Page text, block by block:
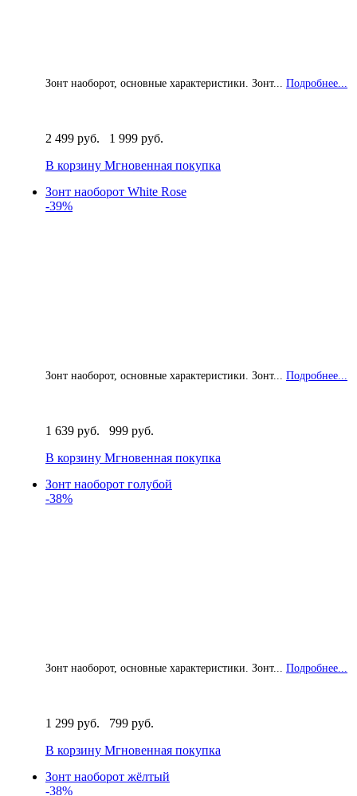
Зонт наоборот, основные характеристики. Зонт... Подробнее...
2 499 руб.
1 999 руб.
В корзину Мгновенная покупка
Зонт наоборот White Rose
-39%
Зонт наоборот, основные характеристики. Зонт... Подробнее...
1 639 руб.
999 руб.
В корзину Мгновенная покупка
Зонт наоборот голубой
-38%
Зонт наоборот, основные характеристики. Зонт... Подробнее...
1 299 руб.
799 руб.
В корзину Мгновенная покупка
Зонт наоборот жёлтый
-38%